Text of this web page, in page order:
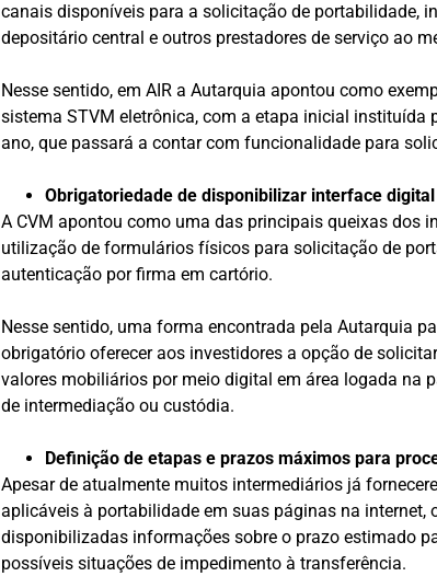
canais disponíveis para a solicitação de portabilidade,
depositário central e outros prestadores de serviço ao
Nesse sentido, em AIR a Autarquia apontou como
sistema STVM eletrônica, com a etapa inicial instituída
ano, que passará a contar com funcionalidade para
Obrigatoriedade de disponibilizar interface
A CVM apontou como uma das principais queixas dos
utilização de formulários físicos para solicitação de
autenticação por firma em cartório.
Nesse sentido, uma forma encontrada pela Autarquia
obrigatório oferecer aos investidores a opção de
valores mobiliários por meio digital em área logada na
de intermediação ou custódia.
Definição de etapas e prazos máximos para
Apesar de atualmente muitos intermediários já
aplicáveis à portabilidade em suas páginas na internet,
disponibilizadas informações sobre o prazo estimado
possíveis situações de impedimento à transferência.